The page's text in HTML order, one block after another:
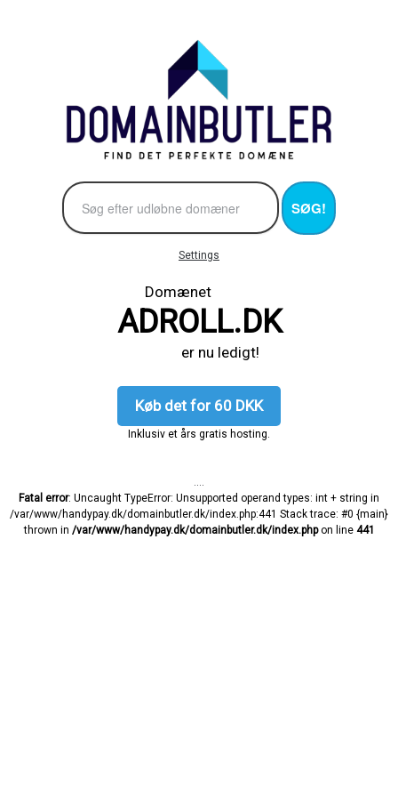
SØG!
Settings
Domænet
ADROLL.DK
er nu ledigt!
Køb det for 60 DKK
Inklusiv et års gratis hosting.
....
Fatal error: Uncaught TypeError: Unsupported operand types: int + string in
/var/www/handypay.dk/domainbutler.dk/index.php:441 Stack trace: #0 {main}
thrown in /var/www/handypay.dk/domainbutler.dk/index.phpon line 441